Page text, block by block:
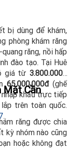
bị dùng để khám,
phòng khám răng
răng, nồi hấp
đào tạo. Tại Huê
giá từ 3.800.000đ
65.000.000đ(ghế
nhập khẩu trực tiếp
trên toàn quốc.
.
Mặt Cần
răng được chia
kỳ nhóm nào cũng
hoặc không đạt